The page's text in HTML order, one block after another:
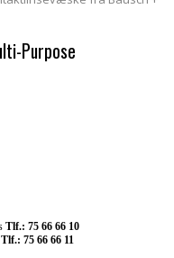
Purpose
Tlf.: 75 66 66 10
Tlf.: 75 66 66 11